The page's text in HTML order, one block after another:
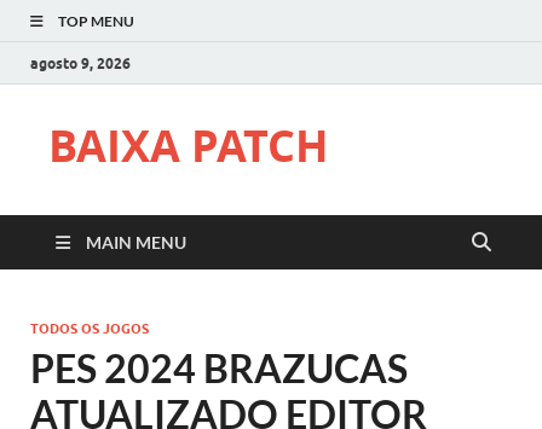
TOP MENU
agosto 9, 2026
BAIXA PATCH
MAIN MENU
TODOS OS JOGOS
PES 2024 BRAZUCAS
ATUALIZADO EDITOR